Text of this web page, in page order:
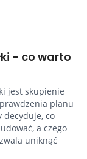
- co warto
jest skupienie
planu
decyduje, co
a czego
uniknąć